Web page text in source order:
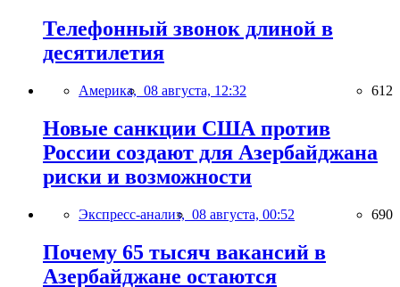
Телефонный звонок длиной в
десятилетия
Америка, 08 августа, 12:32 612
Новые санкции США против
России создают для Азербайджана
риски и возможности
Экспресс-анализ, 08 августа, 00:52 690
Почему 65 тысяч вакансий в
Азербайджане остаются